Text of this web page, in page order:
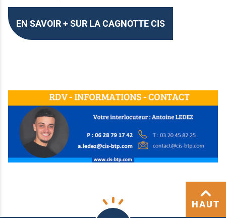
EN SAVOIR + SUR LA CAGNOTTE CIS
HAUT